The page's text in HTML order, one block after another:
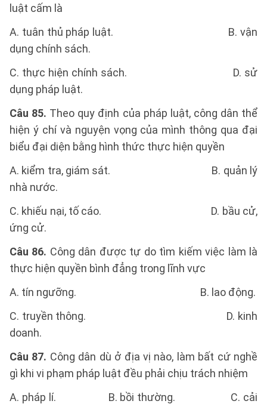
luật cấm là
A. tuân thủ pháp luật. B. vận
dụng chính sách.
C. thực hiện chính sách. D. sử
dụng pháp luật.
Câu 85. Theo quy định của pháp luật, công dân thể
hiện ý chí và nguyện vọng của mình thông qua đại
biểu đại diện bằng hình thức thực hiện quyền
A. kiểm tra, giám sát. B. quản lý
nhà nước.
C. khiếu nại, tố cáo. D. bầu cử,
ứng cử.
Câu 86. Công dân được tự do tìm kiếm việc làm là
thực hiện quyền bình đẳng trong lĩnh vực
A. tín ngưỡng. B. lao động.
C. truyền thông. D. kinh
doanh.
Câu 87. Công dân dù ở địa vị nào, làm bất cứ nghề
gì khi vi phạm pháp luật đều phải chịu trách nhiệm
A. pháp lí. B. bồi thường. C. cải